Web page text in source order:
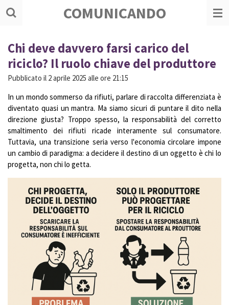
Vai
principale
COMUNICANDO
Chi deve davvero farsi carico del
riciclo? Il ruolo chiave del produttore
Pubblicato il 2 aprile 2025 alle ore 21:15
In un mondo sommerso da rifiuti, parlare di raccolta differenziata è
diventato quasi un mantra. Ma siamo sicuri di puntare il dito nella
direzione giusta? Troppo spesso, la responsabilità del corretto
smaltimento dei rifiuti ricade interamente sul consumatore.
Tuttavia, una transizione seria verso l'economia circolare impone
un cambio di paradigma: a decidere il destino di un oggetto è chi lo
progetta, non chi lo getta.